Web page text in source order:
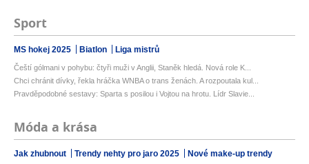
Sport
MS hokej 2025 Biatlon Liga mistrů
Čeští gólmani v pohybu: čtyři muži v Anglii, Staněk hledá. Nová role K...
Chci chránit dívky, řekla hráčka WNBA o trans ženách. A rozpoutala kul...
Pravděpodobné sestavy: Sparta s posilou i Vojtou na hrotu. Lídr Slavie...
Móda a krása
Jak zhubnout Trendy nehty pro jaro 2025 Nové make-up trendy